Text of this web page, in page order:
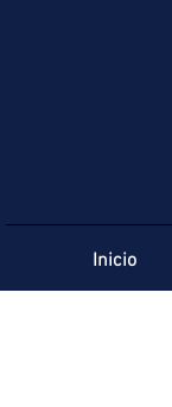
Inicio